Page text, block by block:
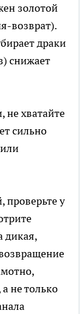
золотой
возврат).
драки
снижает
не хватайте
сильно
проверьте у
дикая,
не только